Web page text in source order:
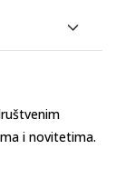
i novitetima.